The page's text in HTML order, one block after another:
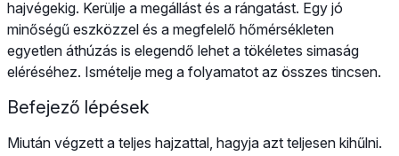
hajvégekig. Kerülje a megállást és a rángatást. Egy jó
minőségű eszközzel és a megfelelő hőmérsékleten
egyetlen áthúzás is elegendő lehet a tökéletes simaság
eléréséhez. Ismételje meg a folyamatot az összes tincsen.
Befejező lépések
Miután végzett a teljes hajzattal, hagyja azt teljesen kihűlni.